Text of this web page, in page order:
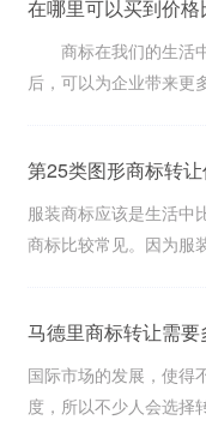
在哪里可以买到价
商标在我们的生活中
后，可以为企业带来更
第25类图形商标转
服装商标应该是生活中
商标比较常见。因为服
马德里商标转让需要
国际市场的发展，使得
度，所以不少人会选择